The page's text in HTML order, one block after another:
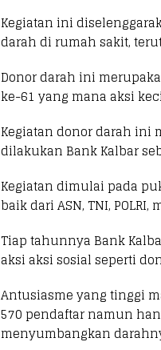
Kegiatan ini
darah di rumah sakit,
Donor darah ini
ke-61 yang mana aksi
Kegiatan donor darah ini
dilakukan Bank Kalbar
Kegiatan dimulai pada
baik dari ASN, TNI,
Tiap tahunnya Bank
aksi aksi sosial seperti
Antusiasme yang tinggi
570 pendaftar namun
menyumbangkan